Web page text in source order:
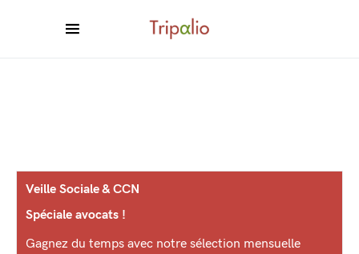
Veille Sociale & CCN
Spéciale avocats !
Gagnez du temps avec notre sélection mensuelle